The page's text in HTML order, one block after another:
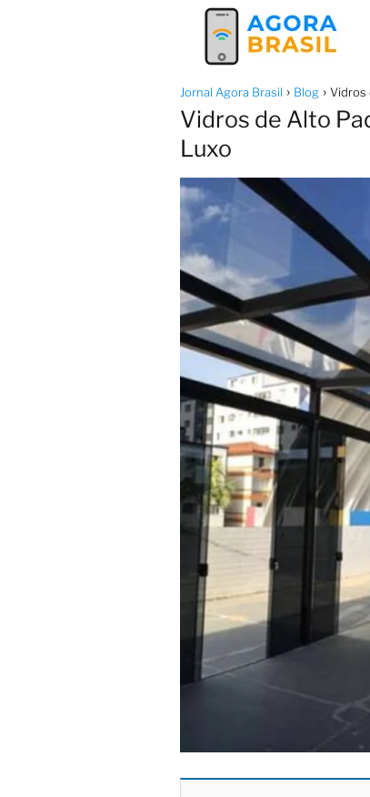
Jornal Agora Brasil Blog Vidros
Vidros de Alto
Luxo